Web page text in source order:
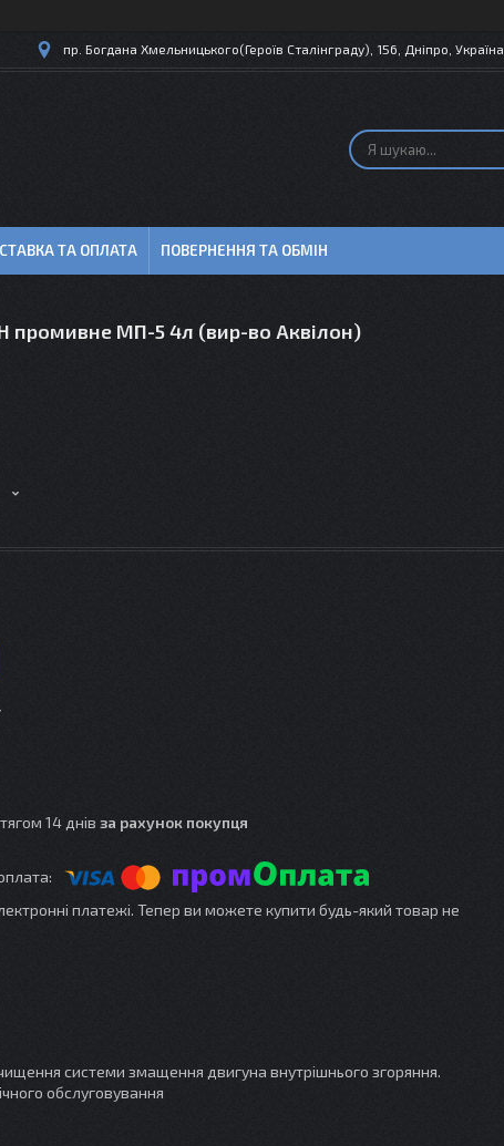
пр. Богдана Хмельницького(Героїв Сталінграду), 156, Дніпро, Україна
ТА ОПЛАТА ПОВЕРНЕННЯ ТА ОБМІН
промивне МП-5 4л (вир-во Аквілон)
14 днів за рахунок покупця
платежі. Тепер ви можете купити будь-який товар не
системи змащення двигуна внутрішнього згоряння.
обслуговування